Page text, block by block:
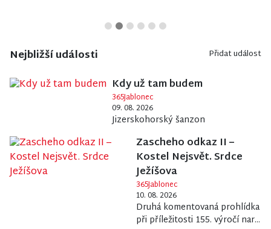
Nejbližší události Přidat událost
Kdy už tam budem
365Jablonec
09. 08. 2026
Jizerskohorský šanzon
Zascheho odkaz II –
Kostel Nejsvět. Srdce
Ježíšova
365Jablonec
10. 08. 2026
Druhá komentovaná prohlídka
při příležitosti 155. výročí nar...